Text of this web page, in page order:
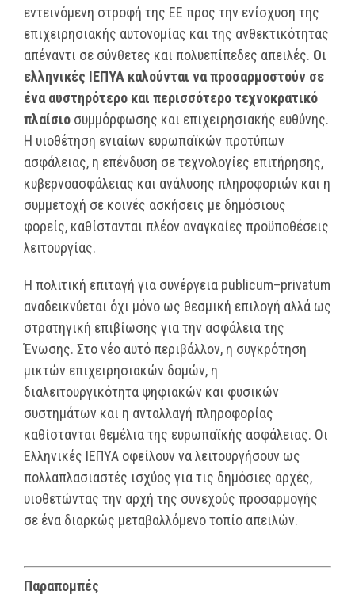
εντεινόμενη στροφή της ΕΕ προς την ενίσχυση της
επιχειρησιακής αυτονομίας και της ανθεκτικότητας
απέναντι σε σύνθετες και πολυεπίπεδες απειλές. Οι
ελληνικές ΙΕΠΥΑ καλούνται να προσαρμοστούν σε
ένα αυστηρότερο και περισσότερο τεχνοκρατικό
πλαίσιο συμμόρφωσης και επιχειρησιακής ευθύνης.
Η υιοθέτηση ενιαίων ευρωπαϊκών προτύπων
ασφάλειας, η επένδυση σε τεχνολογίες επιτήρησης,
κυβερνοασφάλειας και ανάλυσης πληροφοριών και η
συμμετοχή σε κοινές ασκήσεις με δημόσιους
φορείς, καθίστανται πλέον αναγκαίες προϋποθέσεις
λειτουργίας.
Η πολιτική επιταγή για συνέργεια publicum–privatum
αναδεικνύεται όχι μόνο ως θεσμική επιλογή αλλά ως
στρατηγική επιβίωσης για την ασφάλεια της
Ένωσης. Στο νέο αυτό περιβάλλον, η συγκρότηση
μικτών επιχειρησιακών δομών, η
διαλειτουργικότητα ψηφιακών και φυσικών
συστημάτων και η ανταλλαγή πληροφορίας
καθίστανται θεμέλια της ευρωπαϊκής ασφάλειας. Οι
Ελληνικές ΙΕΠΥΑ οφείλουν να λειτουργήσουν ως
πολλαπλασιαστές ισχύος για τις δημόσιες αρχές,
υιοθετώντας την αρχή της συνεχούς προσαρμογής
σε ένα διαρκώς μεταβαλλόμενο τοπίο απειλών.
Παραπομπές